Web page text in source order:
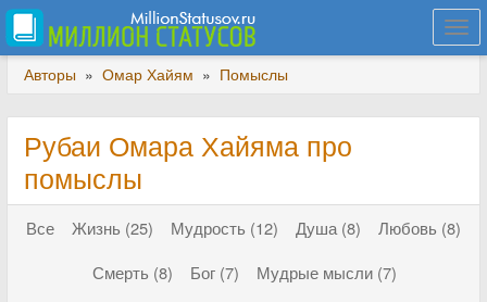
Авторы » Омар Хайям » Помыслы
Рубаи Омара Хайяма про
помыслы
Все Жизнь (25) Мудрость (12) Душа (8)
Любовь (8)
Смерть (8)
Бог (7)
Мудрые мысли (7)